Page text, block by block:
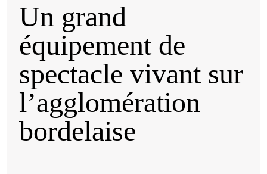
Un grand
équipement de
spectacle vivant sur
l’agglomération
bordelaise